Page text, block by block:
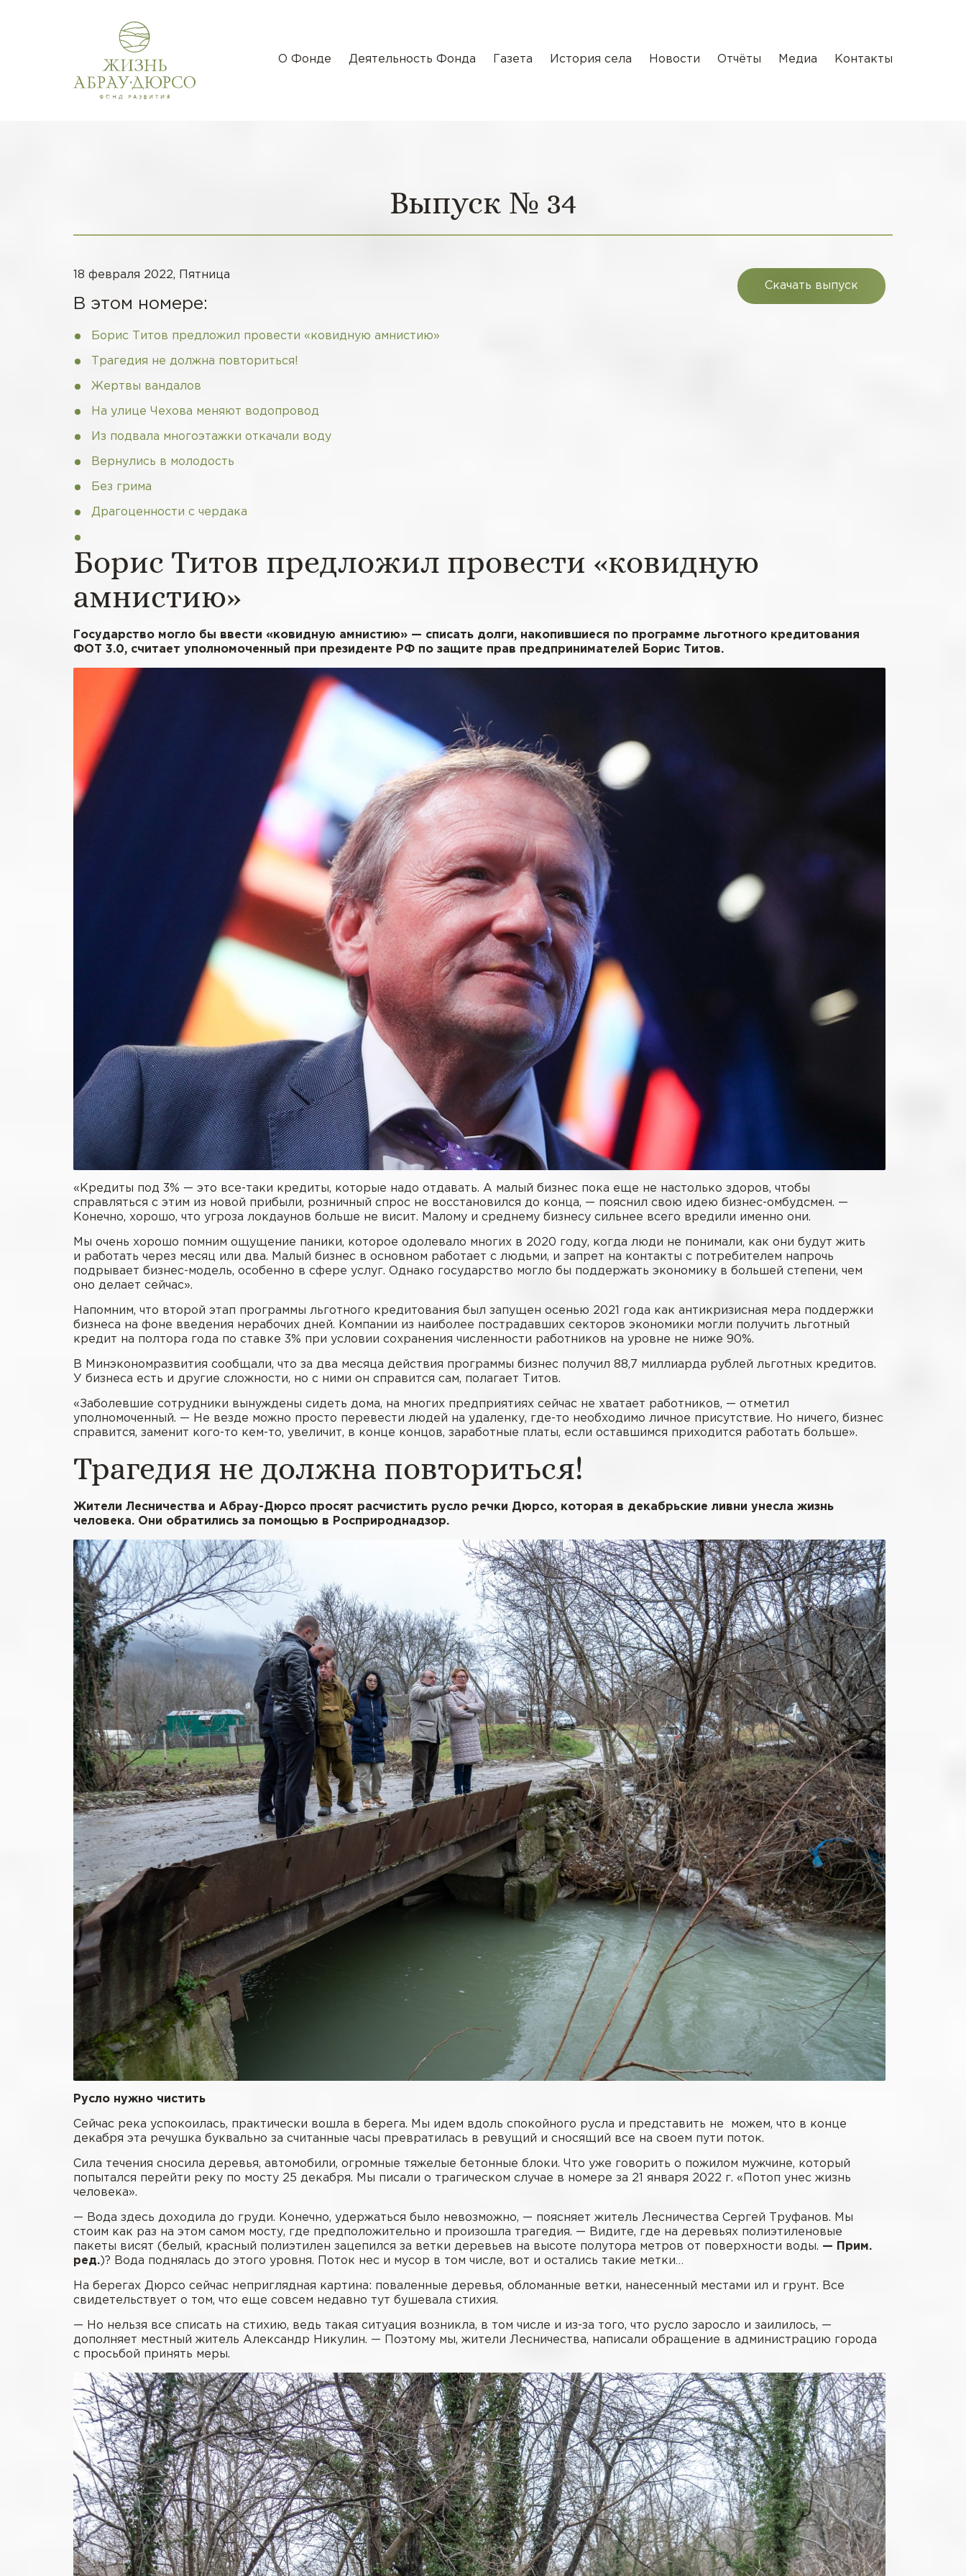
О Фонде Деятельность Фонда Газета История села Новости Отчёты Медиа Контакты
Выпуск № 34
Скачать выпуск
18 февраля 2022, Пятница
В этом номере:
Борис Титов предложил провести «ковидную амнистию»
Трагедия не должна повториться!
Жертвы вандалов
На улице Чехова меняют водопровод
Из подвала многоэтажки откачали воду
Вернулись в молодость
Без грима
Драгоценности с чердака
Борис Титов предложил провести «ковидную
амнистию»
Государство могло бы ввести «ковидную амнистию» — списать долги, накопившиеся по программе льготного кредитования
ФОТ 3.0, считает уполномоченный при президенте РФ по защите прав предпринимателей Борис Титов.
«Кредиты под 3% — это все-таки кредиты, которые надо отдавать. А малый бизнес пока еще не настолько здоров, чтобы
справляться с этим из новой прибыли, розничный спрос не восстановился до конца, — пояснил свою идею бизнес-омбудсмен. —
Конечно, хорошо, что угроза локдаунов больше не висит. Малому и среднему бизнесу сильнее всего вредили именно они.
Мы очень хорошо помним ощущение паники, которое одолевало многих в 2020 году, когда люди не понимали, как они будут жить
и работать через месяц или два. Малый бизнес в основном работает с людьми, и запрет на контакты с потребителем напрочь
подрывает бизнес-модель, особенно в сфере услуг. Однако государство могло бы поддержать экономику в большей степени, чем
оно делает сейчас».
Напомним, что второй этап программы льготного кредитования был запущен осенью 2021 года как антикризисная мера поддержки
бизнеса на фоне введения нерабочих дней. Компании из наиболее пострадавших секторов экономики могли получить льготный
кредит на полтора года по ставке 3% при условии сохранения численности работников на уровне не ниже 90%.
В Минэкономразвития сообщали, что за два месяца действия программы бизнес получил 88,7 миллиарда рублей льготных кредитов.
У бизнеса есть и другие сложности, но с ними он справится сам, полагает Титов.
«Заболевшие сотрудники вынуждены сидеть дома, на многих предприятиях сейчас не хватает работников, — отметил
уполномоченный. — Не везде можно просто перевести людей на удаленку, где-то необходимо личное присутствие. Но ничего, бизнес
справится, заменит кого-то кем-то, увеличит, в конце концов, заработные платы, если оставшимся приходится работать больше».
Трагедия не должна повториться!
Жители Лесничества и Абрау-Дюрсо просят расчистить русло речки Дюрсо, которая в декабрьские ливни унесла жизнь
человека. Они обратились за помощью в Росприроднадзор.
Русло нужно чистить
Сейчас река успокоилась, практически вошла в берега. Мы идем вдоль спокойного русла и представить не можем, что в конце
декабря эта речушка буквально за считанные часы превратилась в ревущий и сносящий все на своем пути поток.
Сила течения сносила деревья, автомобили, огромные тяжелые бетонные блоки. Что уже говорить о пожилом мужчине, который
попытался перейти реку по мосту 25 декабря. Мы писали о трагическом случае в номере за 21 января 2022 г. «Потоп унес жизнь
человека».
— Вода здесь доходила до груди. Конечно, удержаться было невозможно, — поясняет житель Лесничества Сергей Труфанов. Мы
стоим как раз на этом самом мосту, где предположительно и произошла трагедия. — Видите, где на деревьях полиэтиленовые
пакеты висят (белый, красный полиэтилен зацепился за ветки деревьев на высоте полутора метров от поверхности воды. — Прим.
ред. )? Вода поднялась до этого уровня. Поток нес и мусор в том числе, вот и остались такие метки…
На берегах Дюрсо сейчас неприглядная картина: поваленные деревья, обломанные ветки, нанесенный местами ил и грунт. Все
свидетельствует о том, что еще совсем недавно тут бушевала стихия.
— Но нельзя все списать на стихию, ведь такая ситуация возникла, в том числе и из-за того, что русло заросло и заилилось, —
дополняет местный житель Александр Никулин. — Поэтому мы, жители Лесничества, написали обращение в администрацию города
с просьбой принять меры.